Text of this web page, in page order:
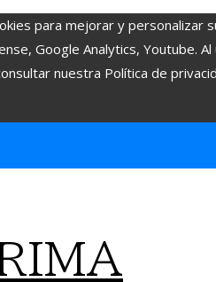
para mejorar y personalizar
Google Analytics, Youtube.
nuestra Política de